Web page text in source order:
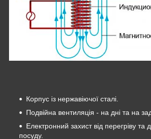
Корпус із нержавіючої сталі.
Подвійна вентиляція - на дні та на
Електронний захист від перегріву та
посуду.